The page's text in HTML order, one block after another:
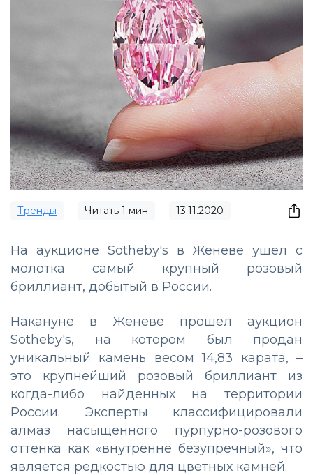
Тренды Читать 1 мин 13.11.2020
На аукционе Sotheby's в Женеве ушел с
молотка самый крупный розовый
бриллиант, добытый в России.
Накануне в Женеве прошел аукцион
Sotheby's, на котором был продан
уникальный камень весом 14,83 карата, –
это крупнейший розовый бриллиант из
когда-либо найденных на территории
России. Эксперты классифицировали
алмаз насыщенного пурпурно-розового
оттенка как «внутренне безупречный», что
является редкостью для цветных камней.